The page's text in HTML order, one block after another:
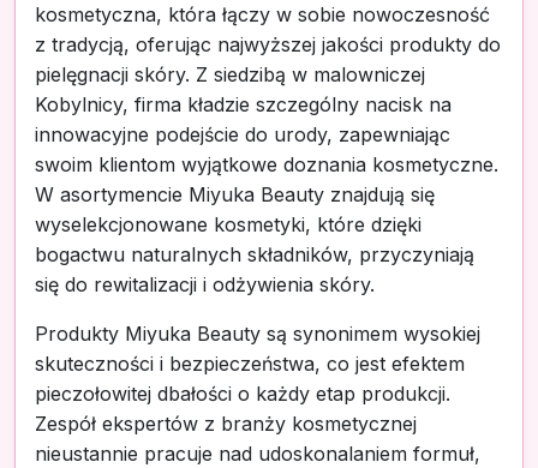
kosmetyczna, która łączy w sobie nowoczesność
z tradycją, oferując najwyższej jakości produkty do
pielęgnacji skóry. Z siedzibą w malowniczej
Kobylnicy, firma kładzie szczególny nacisk na
innowacyjne podejście do urody, zapewniając
swoim klientom wyjątkowe doznania kosmetyczne.
W asortymencie Miyuka Beauty znajdują się
wyselekcjonowane kosmetyki, które dzięki
bogactwu naturalnych składników, przyczyniają
się do rewitalizacji i odżywienia skóry.
Produkty Miyuka Beauty są synonimem wysokiej
skuteczności i bezpieczeństwa, co jest efektem
pieczołowitej dbałości o każdy etap produkcji.
Zespół ekspertów z branży kosmetycznej
nieustannie pracuje nad udoskonalaniem formuł,